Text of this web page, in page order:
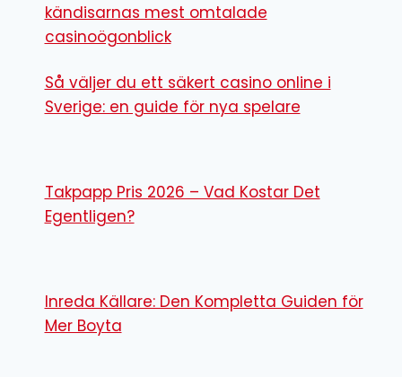
kändisarnas mest omtalade
casinoögonblick
Så väljer du ett säkert casino online i
Sverige: en guide för nya spelare
Takpapp Pris 2026 – Vad Kostar Det
Egentligen?
Inreda Källare: Den Kompletta Guiden för
Mer Boyta